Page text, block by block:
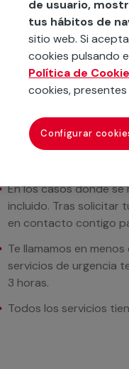
Podemos ofrecer
materiales,
cuando te llamemos.
Condiciones del
En los casos donde
incluido. Tras solicitar
en contacto contigo
Te llamamos en
servicios de urgencia
3 horas.
Todos los servicios
de usuario,
tus hábitos de
sitio web. Si
cookies pulsando
Política de
cookies,
Configurar